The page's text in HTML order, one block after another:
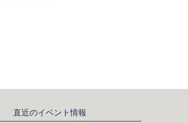
直近のイベント情報